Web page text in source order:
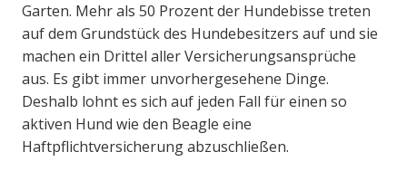
Garten. Mehr als 50 Prozent der Hundebisse treten
auf dem Grundstück des Hundebesitzers auf und sie
machen ein Drittel aller Versicherungsansprüche
aus. Es gibt immer unvorhergesehene Dinge.
Deshalb lohnt es sich auf jeden Fall für einen so
aktiven Hund wie den Beagle eine
Haftpflichtversicherung abzuschließen.